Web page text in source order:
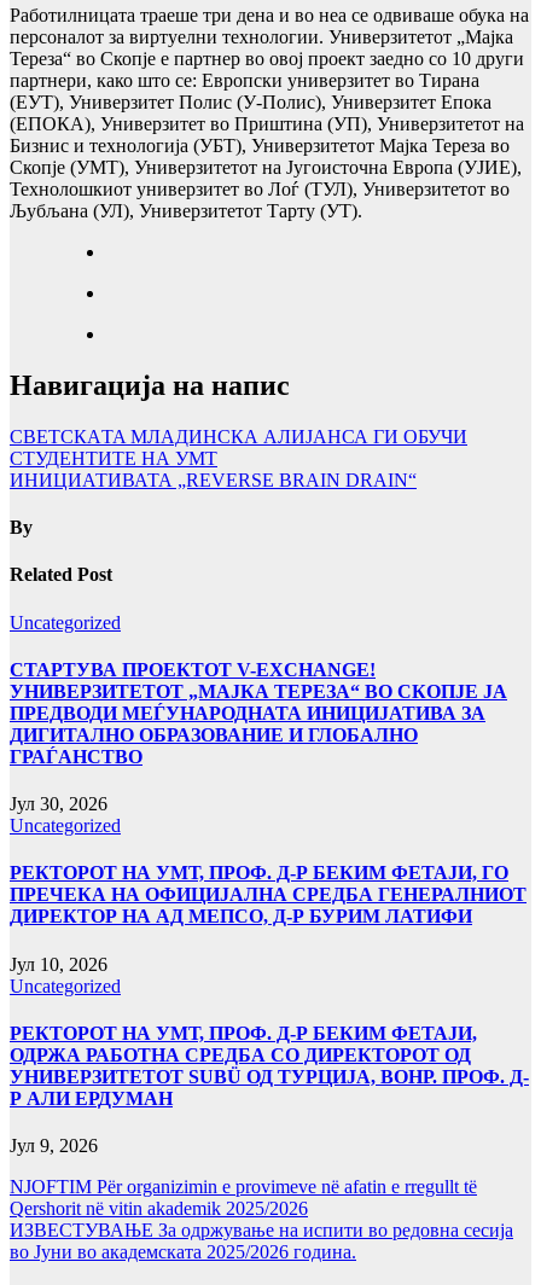
Работилницата траеше три дена и во неа се одвиваше обука на
персоналот за виртуелни технологии. Универзитетот „Мајка
Тереза“ во Скопје е партнер во овој проект заедно со 10 други
партнери, како што се: Европски универзитет во Тирана
(ЕУТ), Универзитет Полис (У-Полис), Универзитет Епока
(ЕПОКА), Универзитет во Приштина (УП), Универзитетот на
Бизнис и технологија (УБТ), Универзитетот Мајка Тереза во
Скопје (УМТ), Универзитетот на Југоисточна Европа (УЈИЕ),
Технолошкиот универзитет во Лоѓ (ТУЛ), Универзитетот во
Љубљана (УЛ), Универзитетот Тарту (УТ).
Навигација на напис
СВЕТСКАTA МЛАДИНСКА АЛИЈАНСА ГИ ОБУЧИ
СТУДЕНТИТЕ НА УМТ
ИНИЦИАТИВАТА „REVERSE BRAIN DRAIN“
By
Related Post
Uncategorized
СТАРТУВА ПРОЕКТОТ V-EXCHANGE!
УНИВЕРЗИТЕТОТ „МАЈКА ТЕРЕЗА“ ВО СКОПЈЕ ЈА
ПРЕДВОДИ МЕЃУНАРОДНАТА ИНИЦИЈАТИВА ЗА
ДИГИТАЛНО ОБРАЗОВАНИЕ И ГЛОБАЛНО
ГРАЃАНСТВО
Јул 30, 2026
Uncategorized
РЕКТОРОТ НА УМТ, ПРОФ. Д-Р БЕКИМ ФЕТАЈИ, ГО
ПРЕЧЕКА НА ОФИЦИЈАЛНА СРЕДБА ГЕНЕРАЛНИОТ
ДИРЕКТОР НА АД МЕПСО, Д-Р БУРИМ ЛАТИФИ
Јул 10, 2026
Uncategorized
РЕКТОРОТ НА УМТ, ПРОФ. Д-Р БЕКИМ ФЕТАЈИ,
ОДРЖА РАБОТНА СРЕДБА СО ДИРЕКТОРОТ ОД
УНИВЕРЗИТЕТОТ SUBÜ ОД ТУРЦИЈА, ВОНР. ПРОФ. Д-
Р АЛИ ЕРДУМАН
Јул 9, 2026
NJOFTIM Për organizimin e provimeve në afatin e rregullt të
Qershorit në vitin akademik 2025/2026
ИЗВЕСТУВАЊЕ За одржување на испити во редовна сесија
во Јуни во академската 2025/2026 година.